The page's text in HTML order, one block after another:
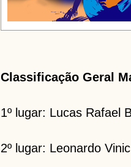
Classificação Geral
1º lugar: Lucas Rafael
2º lugar: Leonardo